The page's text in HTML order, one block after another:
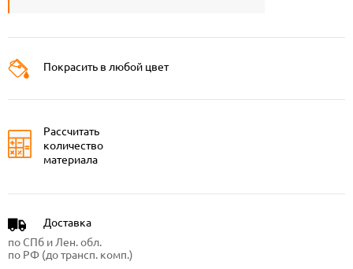
Покрасить в любой цвет
Рассчитать
количество
материала
Доставка
по СПб и Лен. обл.
по РФ (до трансп. комп.)